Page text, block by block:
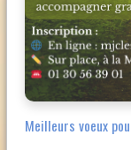
Meilleurs voeux